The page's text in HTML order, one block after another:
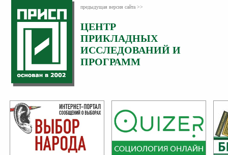
предыдущая версия сайта >>
ЦЕНТР
ПРИКЛАДНЫХ
ИССЛЕДОВАНИЙ И
ПРОГРАММ
Категория:
Эксперты